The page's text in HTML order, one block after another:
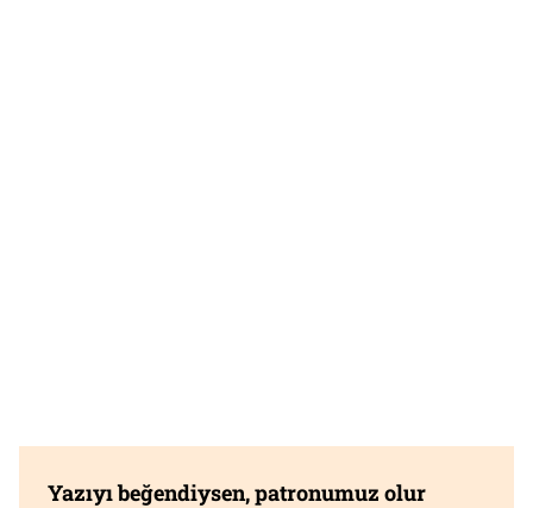
Yazıyı beğendiysen, patronumuz olur